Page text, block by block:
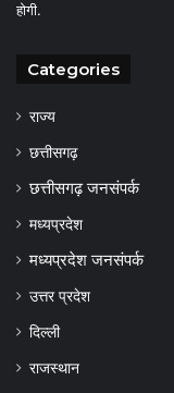
होगी.
Categories
राज्य
छत्तीसगढ़
छत्तीसगढ़ जनसंपर्क
मध्यप्रदेश
मध्यप्रदेश जनसंपर्क
उत्तर प्रदेश
दिल्ली
राजस्थान